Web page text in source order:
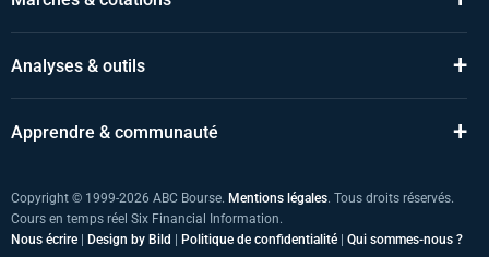
Analyses & outils +
Apprendre & communauté +
Copyright © 1999-2026 ABC Bourse. Mentions légales. Tous droits réservés.
Cours en temps réel Six Financial Information.
Nous écrire
Design by Bild Politique de confidentialité Qui sommes-nous ?